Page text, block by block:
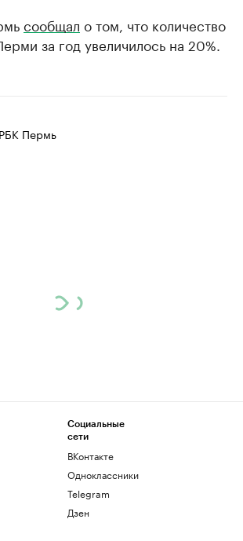
сообщал о том, что количество
за год увеличилось на 20%.
Пермь
Социальные
сети
ВКонтакте
Одноклассники
Telegram
Дзен